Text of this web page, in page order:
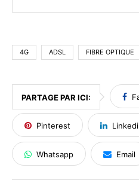
4G ADSL FIBRE OPTIQUE
PARTAGE PAR ICI:
Pinterest
Whatsapp Email